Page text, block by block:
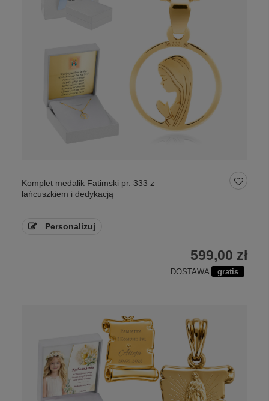
Komplet medalik Fatimski pr. 333 z
łańcuszkiem i dedykacją
Personalizuj
599,00 zł
DOSTAWA gratis